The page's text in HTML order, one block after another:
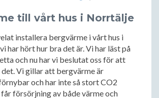
till vårt hus i Norrtälje
installera bergvärme i vårt hus i
har hört hur bra det är. Vi har läst på
och nu har vi beslutat oss för att
Vi gillar att bergvärme är
och har inte så stort CO2
försörjning av både värme och